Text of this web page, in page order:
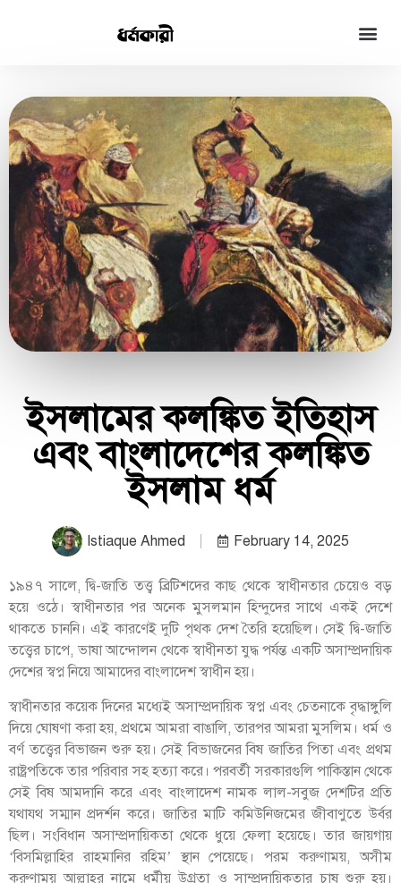
ইসলামের কলঙ্কিত ইতিহাস
এবং বাংলাদেশের কলঙ্কিত
ইসলাম ধর্ম
Istiaque Ahmed February 14, 2025
১৯৪৭ সালে, দ্বি-জাতি তত্ত্ব ব্রিটিশদের কাছ থেকে স্বাধীনতার চেয়েও বড়
হয়ে ওঠে। স্বাধীনতার পর অনেক মুসলমান হিন্দুদের সাথে একই দেশে
থাকতে চাননি। এই কারণেই দুটি পৃথক দেশ তৈরি হয়েছিল। সেই দ্বি-জাতি
তত্ত্বের চাপে, ভাষা আন্দোলন থেকে স্বাধীনতা যুদ্ধ পর্যন্ত একটি অসাম্প্রদায়িক
দেশের স্বপ্ন নিয়ে আমাদের বাংলাদেশ স্বাধীন হয়।
স্বাধীনতার কয়েক দিনের মধ্যেই অসাম্প্রদায়িক স্বপ্ন এবং চেতনাকে বৃদ্ধাঙ্গুলি
দিয়ে ঘোষণা করা হয়, প্রথমে আমরা বাঙালি, তারপর আমরা মুসলিম। ধর্ম ও
বর্ণ তত্ত্বের বিভাজন শুরু হয়। সেই বিভাজনের বিষ জাতির পিতা এবং প্রথম
রাষ্ট্রপতিকে তার পরিবার সহ হত্যা করে। পরবর্তী সরকারগুলি পাকিস্তান থেকে
সেই বিষ আমদানি করে এবং বাংলাদেশ নামক লাল-সবুজ দেশটির প্রতি
যথাযথ সম্মান প্রদর্শন করে। জাতির মাটি কমিউনিজমের জীবাণুতে উর্বর
ছিল। সংবিধান অসাম্প্রদায়িকতা থেকে ধুয়ে ফেলা হয়েছে। তার জায়গায়
‘বিসমিল্লাহির রাহমানির রহিম’ স্থান পেয়েছে। পরম করুণাময়, অসীম
করুণাময় আল্লাহর নামে ধর্মীয় উগ্রতা ও সাম্প্রদায়িকতার চাষ শুরু হয়।